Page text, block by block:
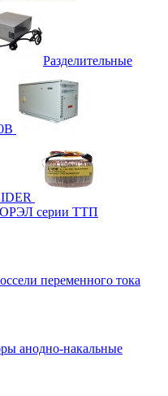
Разделительные
серии ТТП
переменного тока
анодно-накальные